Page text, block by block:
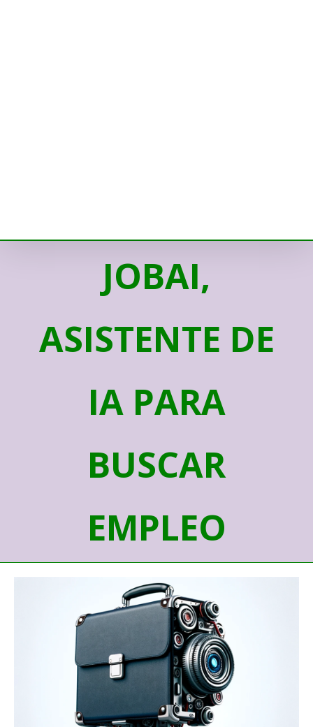
JOBAI,
ASISTENTE DE
IA PARA
BUSCAR
EMPLEO